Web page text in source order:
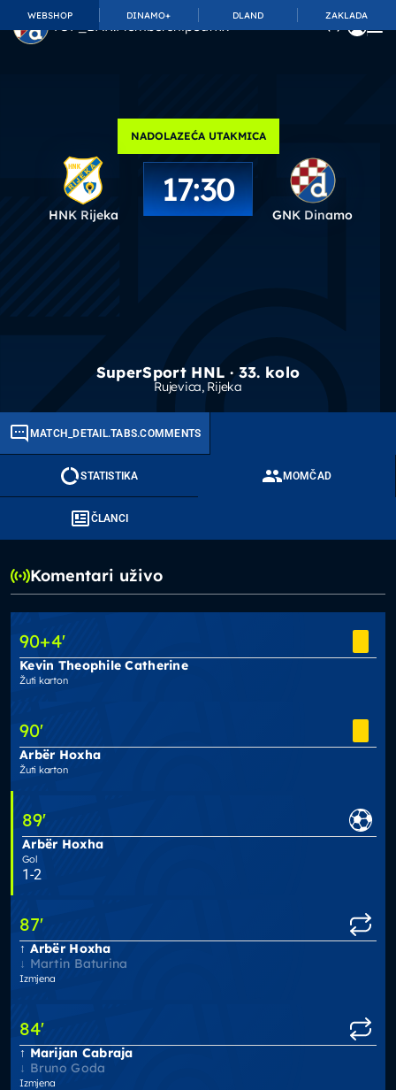
WEBSHOP DINAMO+ DLAND ZAKLADA
TOP_BAR.MembershipSuffix
NADOLAZEĆA UTAKMICA
HNK Rijeka
17:30
GNK Dinamo
SuperSport HNL · 33. kolo
Rujevica, Rijeka
MATCH_DETAIL.TABS.COMMENTS
STATISTIKA MOMČAD
ČLANCI
Komentari uživo
90+4'
Kevin Theophile Catherine
Žuti karton
90'
Arbër Hoxha
Žuti karton
89'
Arbër Hoxha
Gol
1-2
87'
Arbër Hoxha
Martin Baturina
Izmjena
84'
Marijan Cabraja
Bruno Goda
Izmjena